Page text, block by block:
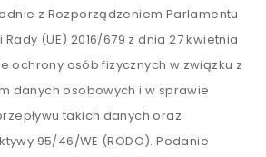
z Rozporządzeniem Parlamentu
(UE) 2016/679 z dnia 27 kwietnia
ochrony osób fizycznych w związku z
danych osobowych i w sprawie
takich danych oraz
95/46/WE (RODO). Podanie